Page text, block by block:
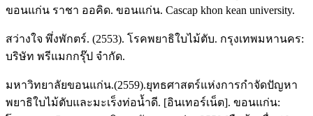
ขอนแก่น ราชา ออคิด. ขอนแก่น. Cascap khon kean university.
สว่างใจ พึ่งพักตร์. (2553). โรคพยาธิใบไม้ตับ. กรุงเทพมหานคร:
บริษัท พรีแมกกรุ๊ป จำกัด.
มหาวิทยาลัยขอนแก่น.(2559).ยุทธศาสตร์แห่งการกำจัดปัญหา
พยาธิใบไม้ตับและมะเร็งท่อน้ำดี. [อินเทอร์เน็ต]. ขอนแก่น: